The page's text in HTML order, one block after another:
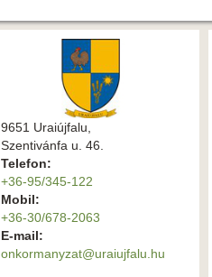
9651 Uraiújfalu,
Szentivánfa u. 46.
Telefon:
+36-95/345-122
Mobil:
+36-30/678-2063
E-mail:
onkormanyzat@uraiujfalu.hu